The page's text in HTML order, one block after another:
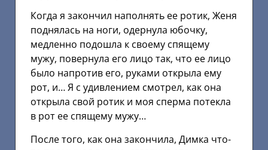
Когда я закончил наполнять ее ротик, Женя
поднялась на ноги, одернула юбочку,
медленно подошла к своему спящему
мужу, повернула его лицо так, что ее лицо
было напротив его, руками открыла ему
рот, и… Я с удивлением смотрел, как она
открыла свой ротик и моя сперма потекла
в рот ее спящему мужу…
После того, как она закончила, Димка что-